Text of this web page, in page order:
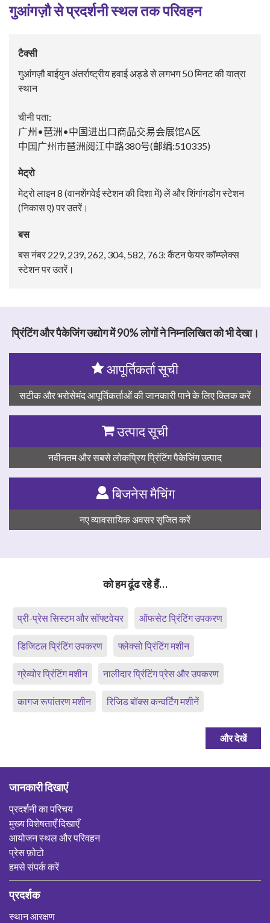
गुआंगज़ौ से प्रदर्शनी स्थल तक परिवहन
टैक्सी
गुआंगज़ौ बाईयुन अंतर्राष्ट्रीय हवाई अड्डे से लगभग 50 मिनट की यात्रा
स्थान
चीनी पता:
广州•琶洲•中国进出口商品交易会展馆A区
中国广州市琶洲阅江中路380号(邮编:510335)
मेट्रो
मेट्रो लाइन 8 (वानशेंगवेई स्टेशन की दिशा में) लें और शिंगांगडोंग स्टेशन
(निकास ए) पर उतरें।
बस
बस नंबर 229, 239, 262, 304, 582, 763: कैंटन फेयर कॉम्प्लेक्स
स्टेशन पर उतरें।
प्रिंटिंग और पैकेजिंग उद्योग में 90% लोगों ने निम्नलिखित को भी देखा।
आपूर्तिकर्ता सूची
सटीक और भरोसेमंद आपूर्तिकर्ताओं की जानकारी पाने के लिए क्लिक करें
उत्पाद सूची
नवीनतम और सबसे लोकप्रिय प्रिंटिंग पैकेजिंग उत्पाद
बिजनेस मैचिंग
नए व्यावसायिक अवसर सृजित करें
को हम ढूंढ रहे हैं…
प्री-प्रेस सिस्टम और सॉफ्टवेयर ऑफसेट प्रिंटिंग उपकरण
डिजिटल प्रिंटिंग उपकरण फ्लेक्सो प्रिंटिंग मशीन
ग्रेव्योर प्रिंटिंग मशीन नालीदार प्रिंटिंग प्रेस और उपकरण
कागज रूपांतरण मशीन रिजिड बॉक्स कन्वर्टिंग मशीनें
और देखें
जानकारी दिखाएं
प्रदर्शनी का परिचय
मुख्य विशेषताएँ दिखाएँ
आयोजन स्थल और परिवहन
प्रेस फ़ोटो
हमसे संपर्क करें
प्रदर्शक
स्थान आरक्षण